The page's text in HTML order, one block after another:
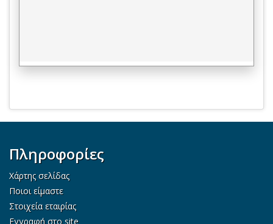
Πληροφορίες
Χάρτης σελίδας
Ποιοι είμαστε
Στοιχεία εταιρίας
Εγγραφή στο site